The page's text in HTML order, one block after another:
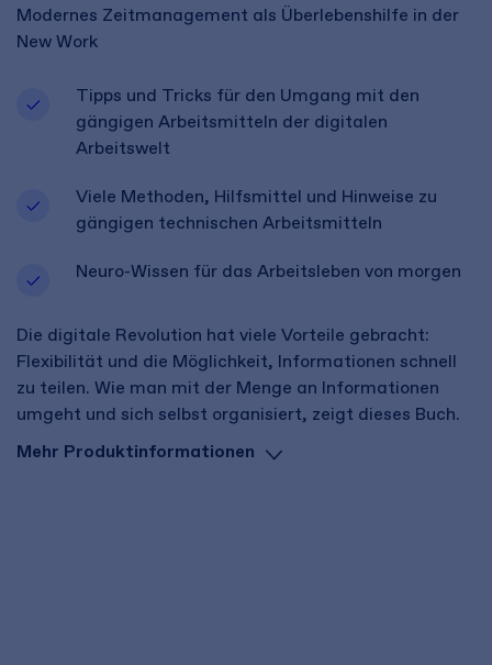
Modernes Zeitmanagement als Überlebenshilfe in der
New Work
Tipps und Tricks für den Umgang mit den
gängigen Arbeitsmitteln der digitalen
Arbeitswelt
Viele Methoden, Hilfsmittel und Hinweise zu
gängigen technischen Arbeitsmitteln
Neuro-Wissen für das Arbeitsleben von morgen
Die digitale Revolution hat viele Vorteile gebracht:
Flexibilität und die Möglichkeit, Informationen schnell
zu teilen. Wie man mit der Menge an Informationen
umgeht und sich selbst organisiert, zeigt dieses Buch.
Mehr Produktinformationen